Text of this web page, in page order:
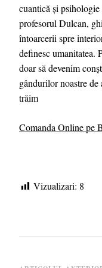
cuantică și
profesorul Dulcan,
întoarcerii spre
definesc umanitatea.
doar să devenim
gândurilor noastre
trăim
Comanda Online pe
Vizualizari: 8